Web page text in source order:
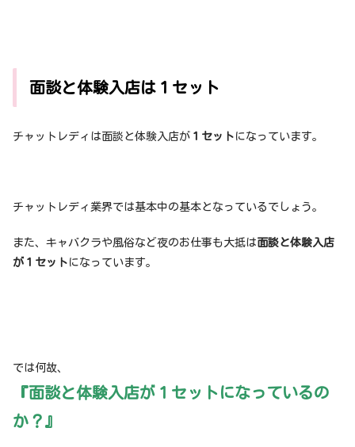
面談と体験入店は１セット
チャットレディは面談と体験入店が １セット になっています。
チャットレディ業界では基本中の基本となっているでしょう。
また、キャバクラや風俗など夜のお仕事も大抵は面談と体験入店
が１セット になっています。
では何故、
『面談と体験入店が１セットになっているの
か？』